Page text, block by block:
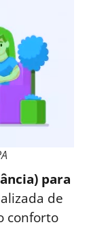
para
de
conforto